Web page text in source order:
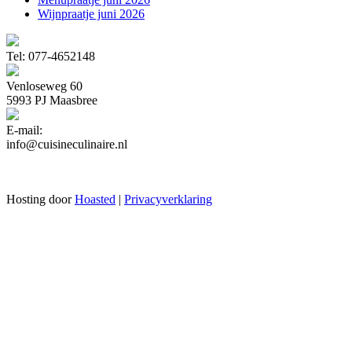
Wijnpraatje juni 2026
Tel: 077-4652148
Venloseweg 60
5993 PJ Maasbree
E-mail:
info@cuisineculinaire.nl
Hosting doorHoasted | Privacyverklaring